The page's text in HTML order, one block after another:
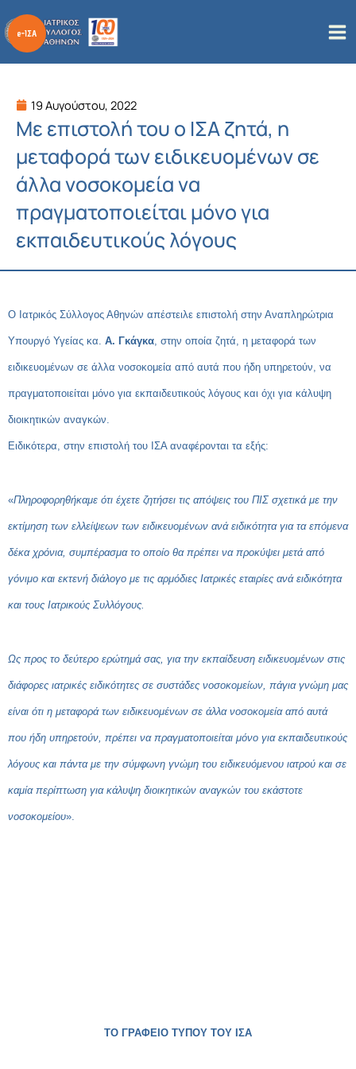
στο
περιεχόμενο
19 Αυγούστου, 2022
Με επιστολή του ο ΙΣΑ ζητά, η
μεταφορά των ειδικευομένων σε
άλλα νοσοκομεία να
πραγματοποιείται μόνο για
εκπαιδευτικούς λόγους
Ο Ιατρικός Σύλλογος Αθηνών απέστειλε επιστολή στην Αναπληρώτρια
Υπουργό Υγείας κα. Α. Γκάγκα, στην οποία ζητά, η μεταφορά των
ειδικευομένων σε άλλα νοσοκομεία από αυτά που ήδη υπηρετούν, να
πραγματοποιείται μόνο για εκπαιδευτικούς λόγους και όχι για κάλυψη
διοικητικών αναγκών.
Ειδικότερα, στην επιστολή του ΙΣΑ αναφέρονται τα εξής:
«Πληροφορηθήκαμε ότι έχετε ζητήσει τις απόψεις του ΠΙΣ σχετικά με την
εκτίμηση των ελλείψεων των ειδικευομένων ανά ειδικότητα για τα επόμενα
δέκα χρόνια, συμπέρασμα το οποίο θα πρέπει να προκύψει μετά από
γόνιμο και εκτενή διάλογο με τις αρμόδιες Ιατρικές εταιρίες ανά ειδικότητα
και τους Ιατρικούς Συλλόγους.
Ως προς το δεύτερο ερώτημά σας, για την εκπαίδευση ειδικευομένων στις
διάφορες ιατρικές ειδικότητες σε συστάδες νοσοκομείων, πάγια γνώμη μας
είναι ότι η μεταφορά των ειδικευομένων σε άλλα νοσοκομεία από αυτά
που ήδη υπηρετούν, πρέπει να πραγματοποιείται μόνο για εκπαιδευτικούς
λόγους και πάντα με την σύμφωνη γνώμη του ειδικευόμενου ιατρού και σε
καμία περίπτωση για κάλυψη διοικητικών αναγκών του εκάστοτε
νοσοκομείου».
ΤΟ ΓΡΑΦΕΙΟ ΤΥΠΟΥ ΤΟΥ ΙΣΑ